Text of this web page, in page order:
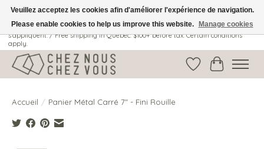
Livraison gratuite au Québec: 100$ + avant taxes. Certaines conditions
s'appliquent. / Free shipping in Quebec: $100+ before tax. Certain conditions
apply.
Liste dePanier
Accueil / Panier Métal Carré 7" - Fini Rouille
Veuillez acceptez les cookies afin d'améliorer l'expérience de navigation.
Please enable cookies to help us improve this website.
Manage cookies